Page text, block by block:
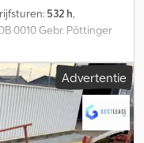
532 h,
0010 Gebr. Pöttinger
Ondertrekhaak K80,
0040 2-krings
steunpoot, 0060
0070 ALB-regelaar,
draaibare tastwielen,
smering, 0100 3
Advertentie